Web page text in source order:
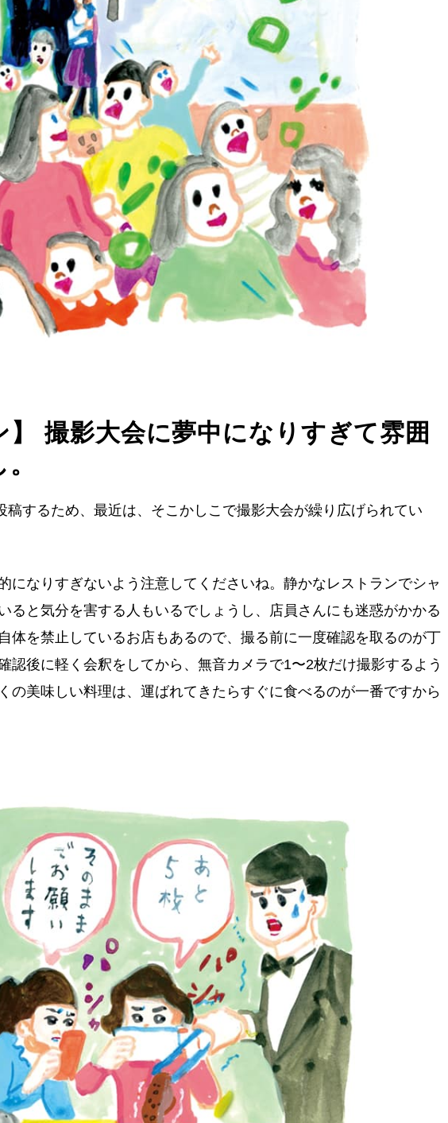
】 撮影大会に夢中になりすぎて雰囲
稿するため、最近は、そこかしこで撮影大会が繰り広げられてい
になりすぎないよう注意してくださいね。静かなレストランでシャ
ると気分を害する人もいるでしょうし、店員さんにも迷惑がかかる
体を禁止しているお店もあるので、撮る前に一度確認を取るのが丁
認後に軽く会釈をしてから、無音カメラで1〜2枚だけ撮影するよう
の美味しい料理は、運ばれてきたらすぐに食べるのが一番ですから